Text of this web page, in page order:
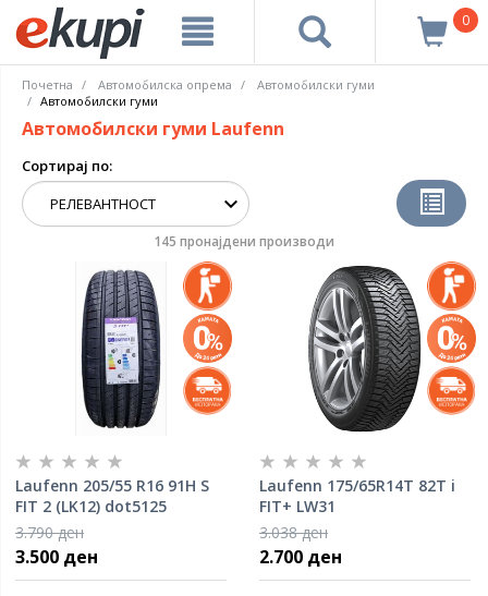
0
Почетна Автомобилска опрема
Aвтомобилски гуми
Автомобилски гуми
Автомобилски гуми Laufenn
Сортирај по:
145 пронајдени производи
Laufenn 205/55 R16 91H S
FIT 2 (LK12) dot5125
3.790 ден
3.500 ден
Laufenn 175/65R14T 82T i
FIT+ LW31
3.038 ден
2.700 ден